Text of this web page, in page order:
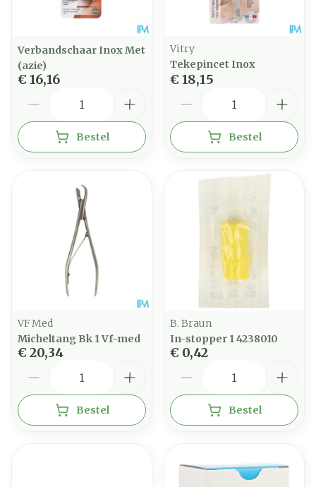
Verbandschaar Inox Met
(azie)
€ 16,16
Bestel
Vitry
Tekepincet Inox
€ 18,15
Bestel
VF Med
Micheltang Bk 1 Vf-med
€ 20,34
Bestel
B. Braun
In-stopper 1 4238010
€ 0,42
Bestel